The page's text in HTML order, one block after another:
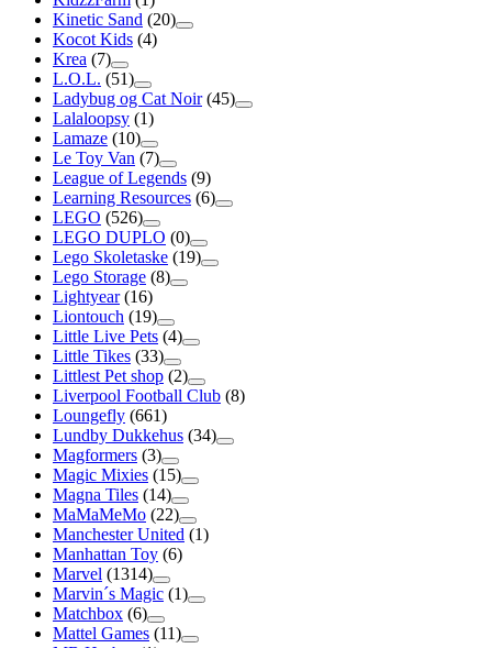
Kinetic Sand (20)
Kocot Kids (4)
Krea (7)
L.O.L. (51)
Ladybug og Cat Noir (45)
Lalaloopsy (1)
Lamaze (10)
Le Toy Van (7)
League of Legends (9)
Learning Resources (6)
LEGO (526)
LEGO DUPLO (0)
Lego Skoletaske (19)
Lego Storage (8)
Lightyear (16)
Liontouch (19)
Little Live Pets (4)
Little Tikes (33)
Littlest Pet shop (2)
Liverpool Football Club (8)
Loungefly (661)
Lundby Dukkehus (34)
Magformers (3)
Magic Mixies (15)
Magna Tiles (14)
MaMaMeMo (22)
Manchester United (1)
Manhattan Toy (6)
Marvel (1314)
Marvin´s Magic (1)
Matchbox (6)
Mattel Games (11)